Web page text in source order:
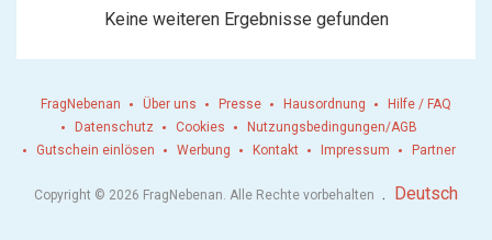
Keine weiteren Ergebnisse gefunden
FragNebenan Über uns Presse Hausordnung
Hilfe / FAQ
Datenschutz
Cookies
Nutzungsbedingungen/AGB
Gutschein einlösen
Werbung Kontakt Impressum Partner
Copyright © 2026 FragNebenan. Alle Rechte vorbehalten . Deutsch